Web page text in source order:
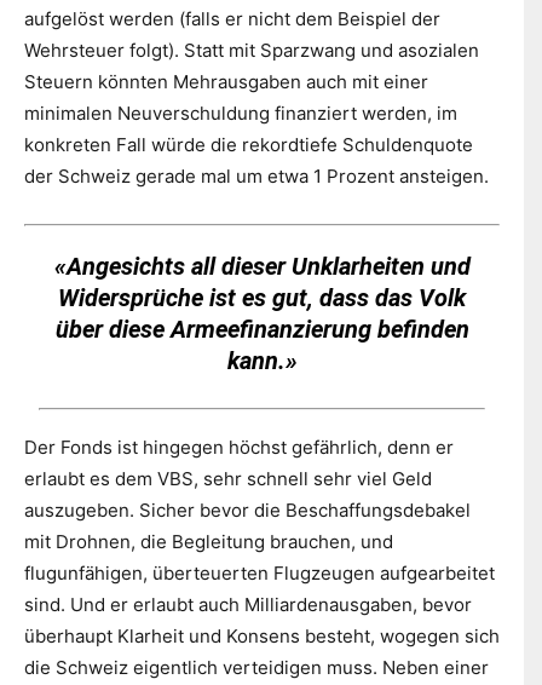
aufgelöst werden (falls er nicht dem Beispiel der
Wehrsteuer folgt). Statt mit Sparzwang und asozialen
Steuern könnten Mehrausgaben auch mit einer
minimalen Neuverschuldung finanziert werden, im
konkreten Fall würde die rekordtiefe Schuldenquote
der Schweiz gerade mal um etwa 1 Prozent ansteigen.
«Angesichts all dieser Unklarheiten und
Widersprüche ist es gut, dass das Volk
über diese Armeefinanzierung befinden
kann.»
Der Fonds ist hingegen höchst gefährlich, denn er
erlaubt es dem VBS, sehr schnell sehr viel Geld
auszugeben. Sicher bevor die Beschaffungsdebakel
mit Drohnen, die Begleitung brauchen, und
flugunfähigen, überteuerten Flugzeugen aufgearbeitet
sind. Und er erlaubt auch Milliardenausgaben, bevor
überhaupt Klarheit und Konsens besteht, wogegen sich
die Schweiz eigentlich verteidigen muss. Neben einer